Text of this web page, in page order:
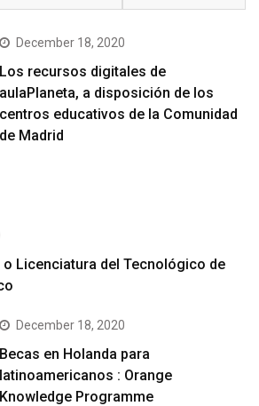
December 18, 2020
Los recursos digitales de
aulaPlaneta, a disposición de los
centros educativos de la Comunidad
de Madrid
o Licenciatura del Tecnológico de
December 18, 2020
Becas en Holanda para
latinoamericanos : Orange
Knowledge Programme